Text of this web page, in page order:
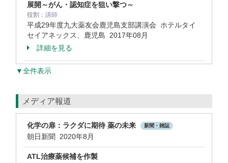
展開～がん・認知症を狙い撃つ～
役割： 講師
平成29年度九大薬友会鹿児島支部講演会 ホテルタイ
セイアネックス、鹿児島 2017年08月
詳細を見る
▼全件表示
メディア報道
化学の扉：ラクダに期待 薬の未来 新聞・雑誌
朝日新聞 2020年8月
ATL治療薬候補を作製